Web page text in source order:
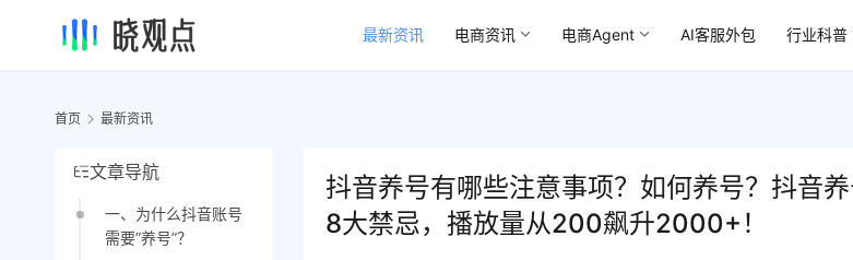
最新资讯 电商资讯 电商Agent AI客服外包 行业科普
首页 最新资讯
文章导航
一、为什么抖音账号
需要”养号”？
抖音养号有哪些注意事项？如何养号？抖音
8大禁忌，播放量从200飙升2000+！